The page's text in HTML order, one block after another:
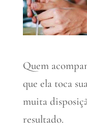
Quem
que ela toca
muita
resultado.